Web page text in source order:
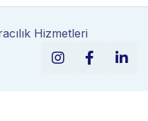
Hizmetleri